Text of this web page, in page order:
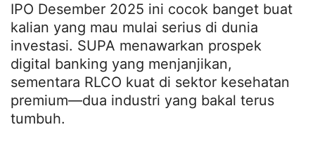
IPO Desember 2025 ini cocok banget buat
kalian yang mau mulai serius di dunia
investasi. SUPA menawarkan prospek
digital banking yang menjanjikan,
sementara RLCO kuat di sektor kesehatan
premium—dua industri yang bakal terus
tumbuh.